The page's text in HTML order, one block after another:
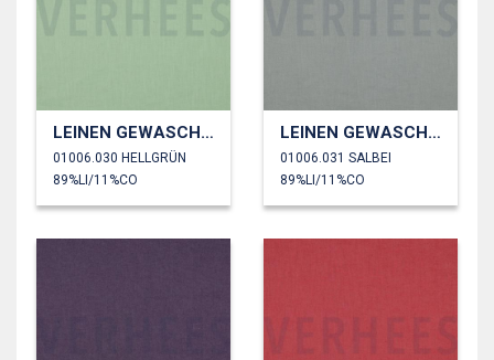
LEINEN GEWASCHEN 170 GM2
01006.030 HELLGRÜN
89%LI/11%CO
LEINEN GEWASCHEN 170 GM2
01006.031 SALBEI
89%LI/11%CO